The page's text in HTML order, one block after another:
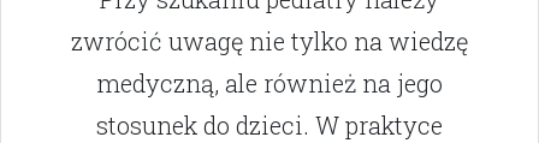
zwrócić uwagę nie tylko na wiedzę
medyczną, ale również na jego
stosunek do dzieci. W praktyce